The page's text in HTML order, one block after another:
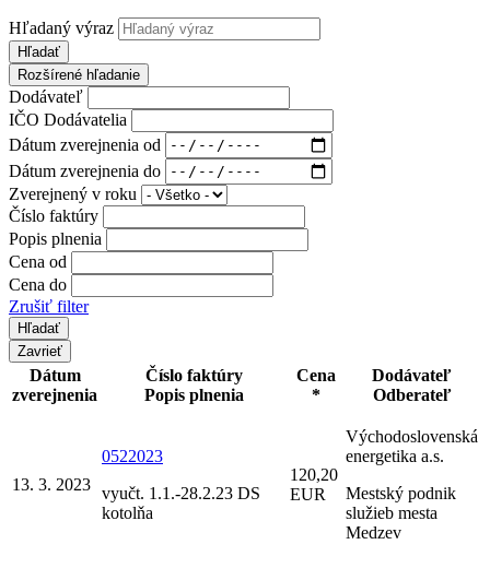
Hľadaný výraz
Hľadať
Rozšírené hľadanie
Dodávateľ
IČO Dodávatelia
Dátum zverejnenia od
Dátum zverejnenia do
Zverejnený v roku
Číslo faktúry
Popis plnenia
Cena od
Cena do
Zrušiť filter
Zavrieť
Dátum
zverejnenia
Číslo faktúry
Popis plnenia
Cena
*
Dodávateľ
Odberateľ
13. 3. 2023
0522023
vyučt. 1.1.-28.2.23 DS
kotolňa
120,20
EUR
Východoslovenská
energetika a.s.
Mestský podnik
služieb mesta
Medzev